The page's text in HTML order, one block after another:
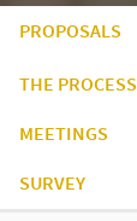
PROPOSALS
THE PROCESS
MEETINGS
SURVEY